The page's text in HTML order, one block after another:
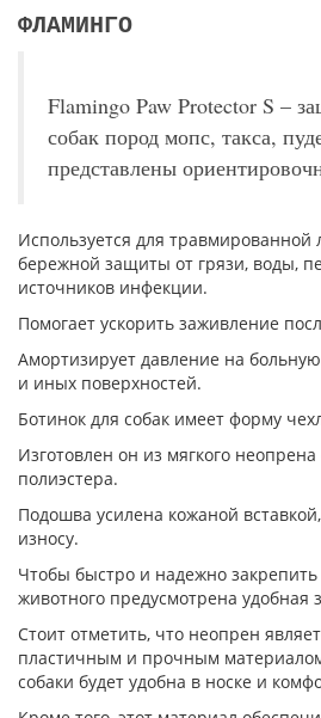
ФЛАМИНГО
Flamingo Paw Protector S –
собак пород мопс, такса,
представлены
Используется для травмированной
бережной защиты от грязи, воды,
источников инфекции.
Помогает ускорить заживление
Амортизирует давление на больную
и иных поверхностей.
Ботинок для собак имеет форму
Изготовлен он из мягкого
полиэстера.
Подошва усилена кожаной
износу.
Чтобы быстро и надежно
животного предусмотрена удобная
Стоит отметить, что неопрен
пластичным и прочным
собаки будет удобна в носке и